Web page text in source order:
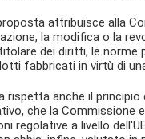
attribuisce alla
la modifica o la
dei diritti, le
fabbricati in virtù di
anche il principio
che la Commissione
regolative a livello